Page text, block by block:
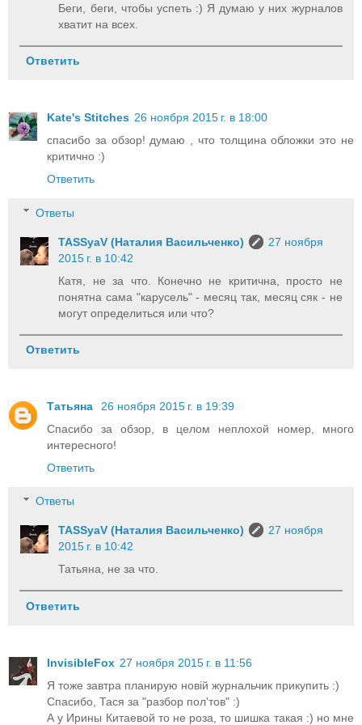
Беги, беги, чтобы успеть :) Я думаю у них журналов
хватит на всех.
Ответить
Kate's Stitches 26 ноября 2015 г. в 18:00
спасибо за обзор! думаю , что толщина обложки это не
критично :)
Ответить
Ответы
TASSyaV (Наталия Васильченко)
27 ноября
2015 г. в 10:42
Катя, не за что. Конечно не критична, просто не
понятна сама "карусель" - месяц так, месяц сяк - не
могут определиться или что?
Ответить
Татьяна
26 ноября 2015 г. в 19:39
Спасибо за обзор, в целом неплохой номер, много
интересного!
Ответить
Ответы
TASSyaV (Наталия Васильченко)
27 ноября
2015 г. в 10:42
Татьяна, не за что.
Ответить
InvisibleFox 27 ноября 2015 г. в 11:56
Я тоже завтра планирую новій журнальчик прикупить :)
Спасибо, Тася за "разбор пол'тов" :)
А у Ирины Китаевой то не роза, то шишка такая :) но мне